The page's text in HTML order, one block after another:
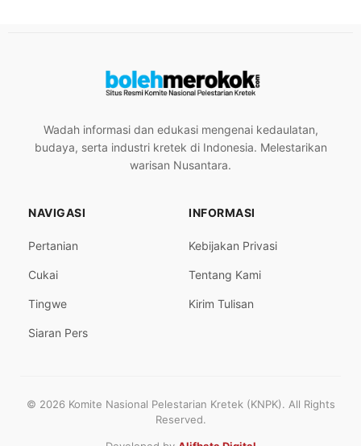
Wadah informasi dan edukasi mengenai kedaulatan,
budaya, serta industri kretek di Indonesia. Melestarikan
warisan Nusantara.
NAVIGASI
Pertanian
Cukai
Tingwe
Siaran Pers
INFORMASI
Kebijakan Privasi
Tentang Kami
Kirim Tulisan
© 2026 Komite Nasional Pelestarian Kretek (KNPK). All Rights
Reserved.